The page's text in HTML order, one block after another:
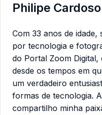
Philipe Cardoso
Com 33 anos de
por tecnologia e
do Portal Zoom Digital,
desde os tempos em
um verdadeiro
formas de tecnologia.
compartilho minha